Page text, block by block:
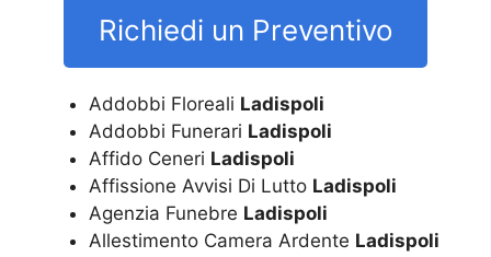
Richiedi un Preventivo
Addobbi Floreali Ladispoli
Addobbi Funerari Ladispoli
Affido Ceneri Ladispoli
Affissione Avvisi Di Lutto Ladispoli
Agenzia Funebre Ladispoli
Allestimento Camera Ardente Ladispoli